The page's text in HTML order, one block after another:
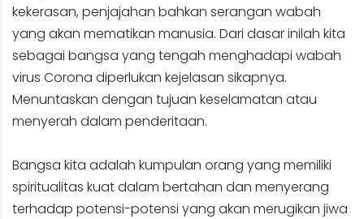
kekerasan, penjajahan bahkan serangan wabah
yang akan mematikan manusia. Dari dasar inilah kita
sebagai bangsa yang tengah menghadapi wabah
virus Corona diperlukan kejelasan sikapnya.
Menuntaskan dengan tujuan keselamatan atau
menyerah dalam penderitaan.
Bangsa kita adalah kumpulan orang yang memiliki
spiritualitas kuat dalam bertahan dan menyerang
terhadap potensi-potensi yang akan merugikan jiwa